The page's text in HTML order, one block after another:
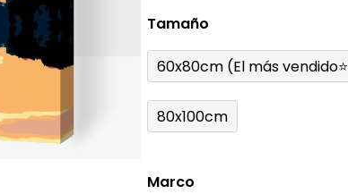
Tamaño
60x80cm (El más
80x100cm
Marco